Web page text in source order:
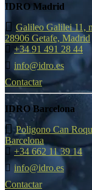
IDRO Madrid
Galileo Galilei 11,
28906 Getafe, Madrid
+34 91 491 28 44
info@idro.es
Contactar
IDRO Barcelona
Poligono Can
Barcelona
+34 662 11 39 14
info@idro.es
Contactar